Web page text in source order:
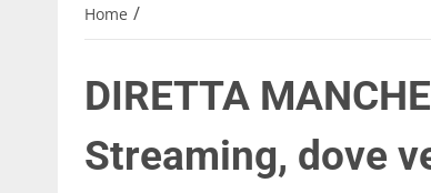
Home /
DIRETTA
Streaming, dove